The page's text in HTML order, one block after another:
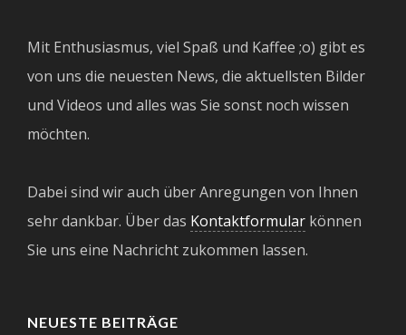
Mit Enthusiasmus, viel Spaß und Kaffee ;o) gibt es
von uns die neuesten News, die aktuellsten Bilder
und Videos und alles was Sie sonst noch wissen
möchten.
Dabei sind wir auch über Anregungen von Ihnen
sehr dankbar. Über das Kontaktformular können
Sie uns eine Nachricht zukommen lassen.
NEUESTE BEITRÄGE